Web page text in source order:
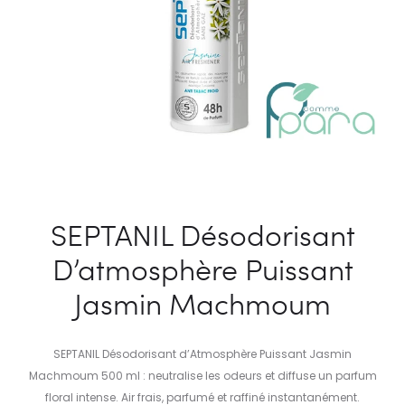
SEPTANIL Désodorisant
D’atmosphère Puissant
Jasmin Machmoum
SEPTANIL Désodorisant d’Atmosphère Puissant Jasmin
Machmoum 500 ml : neutralise les odeurs et diffuse un parfum
floral intense. Air frais, parfumé et raffiné instantanément.